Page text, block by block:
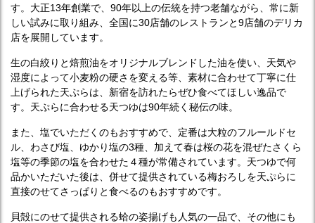
す。大正13年創業で、90年以上の伝統を持つ老舗ながら、常に新
しい試みに取り組み、全国に30店舗のレストランと9店舗のデリカ
店を展開しています。
生の白絞りと焙煎油をオリジナルブレンドした油を使い、天気や
湿度によって小麦粉の硬さを変える等、素材に合わせて丁寧に仕
上げられた天ぷらは、新宿を訪れたらぜひ食べてほしい逸品で
す。天ぷらに合わせる天つゆは90年続く秘伝の味。
また、塩でいただくのもおすすめで、定番は大粒のフルールドセ
ル、わさび塩、ゆかり塩の3種、加えて春は桜の花を混ぜたさくら
塩等の季節の塩を合わせた４種が常備されています。天つゆで何
品かいただいた後は、併せて提供されている梅おろしを天ぷらに
直接のせてさっぱりと食べるのもおすすめです。
貝殻にのせて提供される蛤の姿揚げも人気の一品で、その他にも